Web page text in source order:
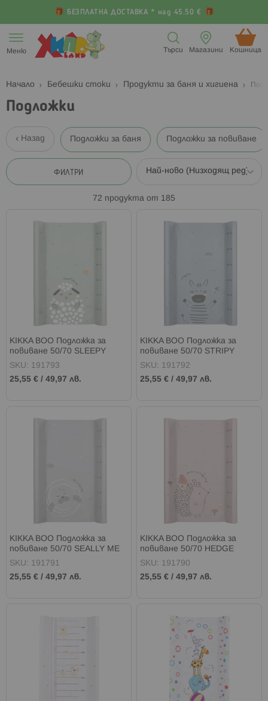
БЕЗПЛАТНА ДОСТАВКА * над 45.50 €
към
съдържанието
Меню Кошница (
Магазини
Търси
Начало Бебешки стоки Продукти за баня и хигиена
Подложки
Назад Подложки за баня Подложки за повиване
ФИЛТРИ
72 продукта от 185
KIKKA BOO Подложка за
повиване 50/70 SLEEPY
SHEEP
SKU: 191793
25,55 € / 49,97 лв.
KIKKA BOO Подложка за
повиване 50/70 STRIPY
FRIENDS
SKU: 191792
25,55 € /49,97 лв.
KIKKA BOO Подложка за
повиване 50/70 SEALLY ME
SKU: 191791
25,55 € / 49,97 лв.
KIKKA BOO Подложка за
повиване 50/70 HEDGE
HUGS
SKU: 191790
25,55 € /49,97 лв.